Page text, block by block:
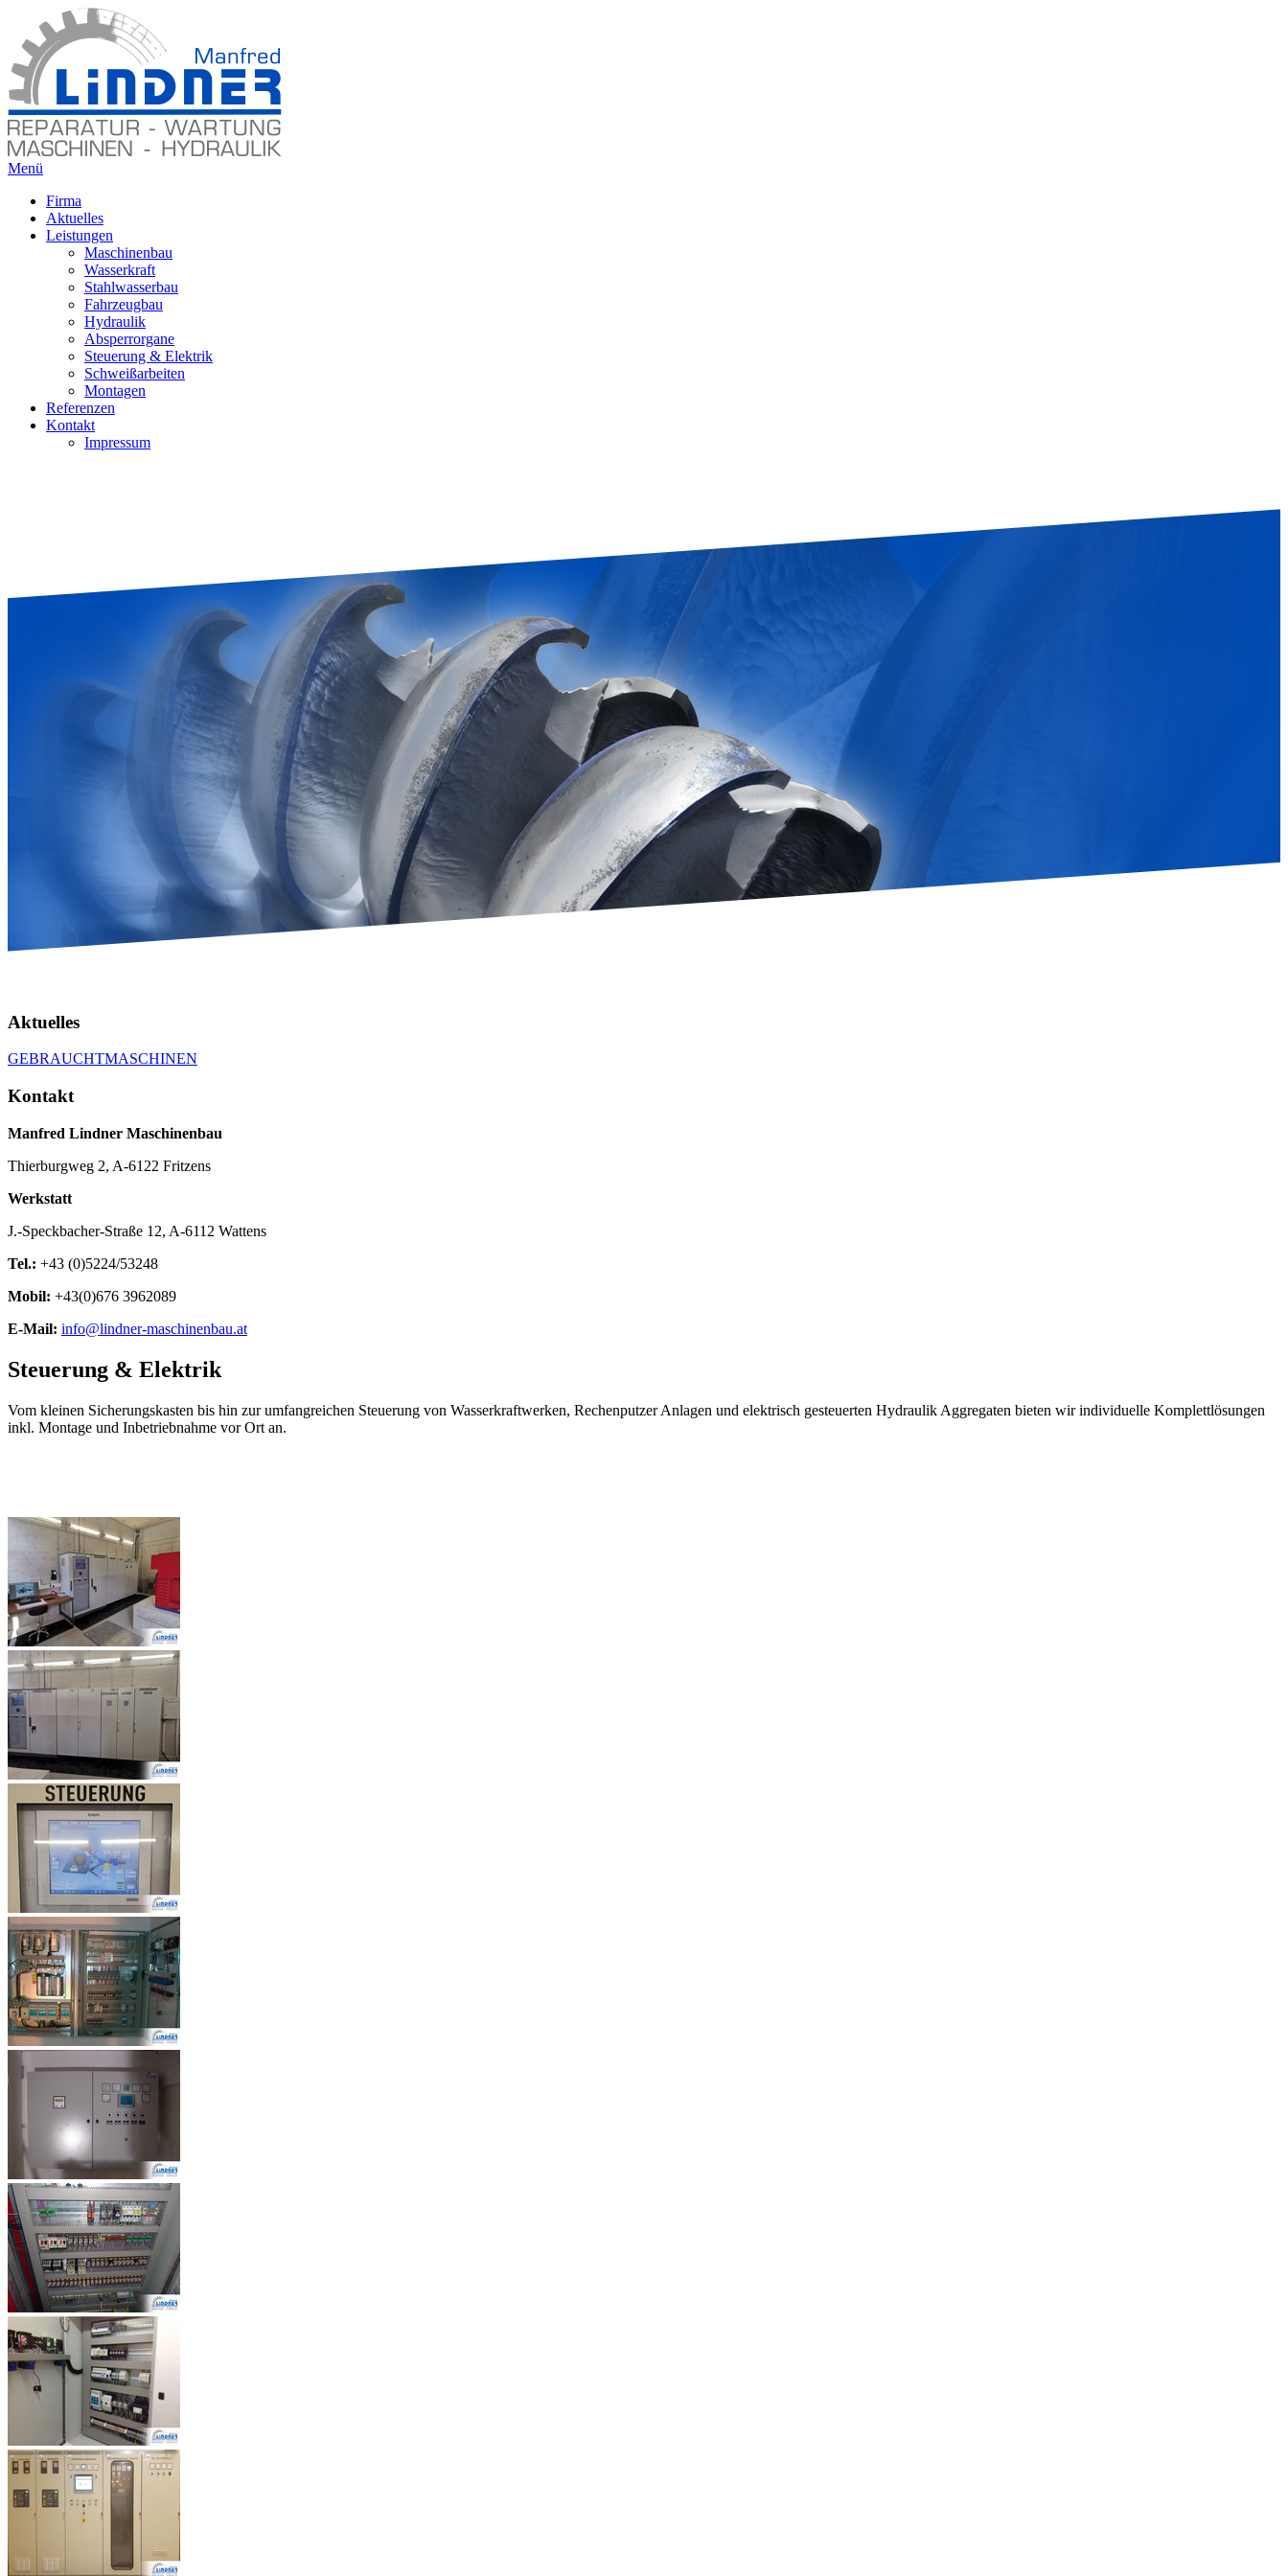
Menü
Firma
Aktuelles
Leistungen
Maschinenbau
Wasserkraft
Stahlwasserbau
Fahrzeugbau
Hydraulik
Absperrorgane
Steuerung & Elektrik
Schweißarbeiten
Montagen
Referenzen
Kontakt
Impressum
Aktuelles
GEBRAUCHTMASCHINEN
Kontakt
Manfred Lindner Maschinenbau
Thierburgweg 2, A-6122 Fritzens
Werkstatt
J.-Speckbacher-Straße 12, A-6112 Wattens
Tel.: +43 (0)5224/53248
Mobil: +43(0)676 3962089
E-Mail: info@lindner-maschinenbau.at
Steuerung & Elektrik
Vom kleinen Sicherungskasten bis hin zur umfangreichen Steuerung von Wasserkraftwerken, Rechenputzer Anlagen und elektrisch gesteuerten Hydraulik Aggregaten bieten wir individuelle Komplettlösungen
inkl. Montage und Inbetriebnahme vor Ort an.